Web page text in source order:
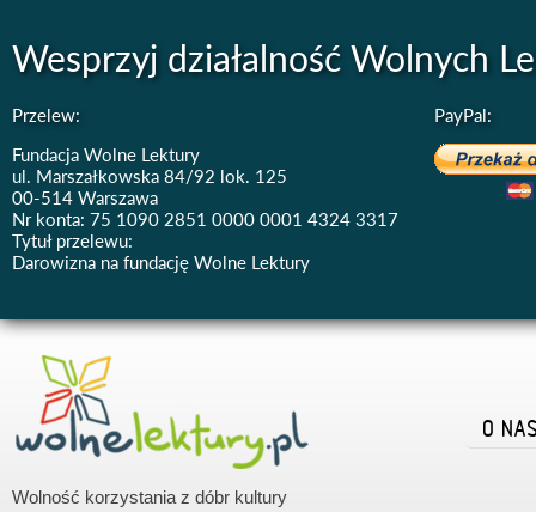
Wesprzyj działalność Wolnych
Przelew:
Fundacja Wolne Lektury
ul. Marszałkowska 84/92 lok. 125
00-514 Warszawa
Nr konta: 75 1090 2851 0000 0001 4324 3317
Tytuł przelewu:
Darowizna na fundację Wolne Lektury
PayPal:
Wolność korzystania z dóbr kultury
O